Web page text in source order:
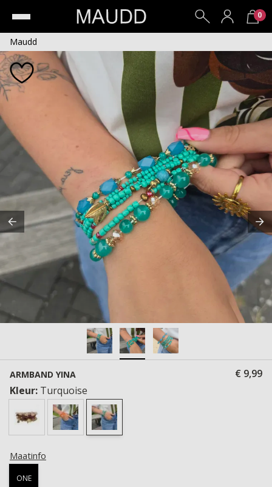
0
Maudd
ARMBAND YINA
€ 9,99
Kleur: Turquoise
Maatinfo
ONE